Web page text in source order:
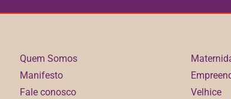
Quem Somos
Manifesto
Fale conosco
Velhice